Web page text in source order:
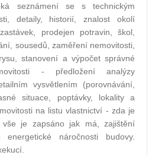
seznámení se s technickým
detaily, historií, znalost okolí
prodejen potravin, škol,
sousedů, zaměření nemovitosti,
stanovení a výpočet správné
- předložení analýzy
vysvětlením (porovnávání,
ésituace, poptávky, lokality a
na listu vlastnictví - zda je
je zapsáno jak má, zajištění
energetické náročnosti budovy.